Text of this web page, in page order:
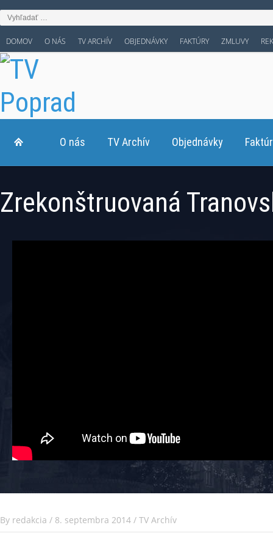
DOMOV O NÁS TV ARCHÍV OBJEDNÁVKY FAKTÚRY ZMLUVY
O nás TV Archív Objednávky
Zrekonštruovaná
By redakcia / 8. septembra 2014 / TV Archív